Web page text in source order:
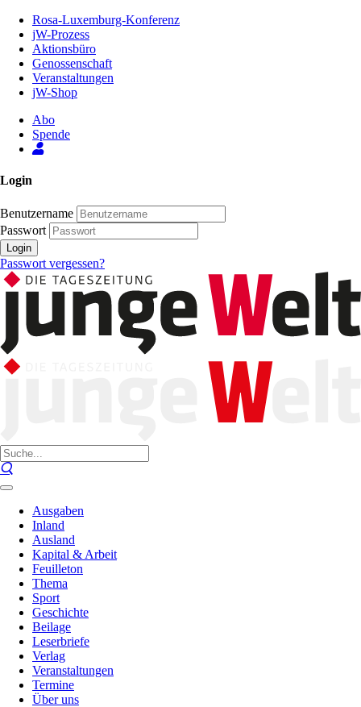
Inhalt
Seite
Rosa-Luxemburg-Konferenz
jW-Prozess
Aktionsbüro
Genossenschaft
Veranstaltungen
jW-Shop
Abo
Spende
Login
Benutzername
Passwort
Login
Passwort vergessen?
Ausgaben
Inland
Ausland
Kapital & Arbeit
Feuilleton
Thema
Sport
Geschichte
Beilage
Leserbriefe
Verlag
Veranstaltungen
Termine
Über uns